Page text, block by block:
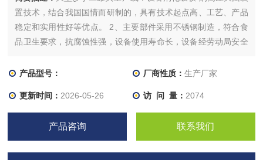
置技术，结合我国国情而研制的，具有技术起点高、工艺、产品
稳定和实用性好等优点。 2、主要部件采用不锈钢制造，符合食
品卫生要求，抗腐蚀性强，设备使用寿命长，设备经劳动局安全
产品型号：
厂商性质： 生产厂家
更新时间： 2026-05-26 访 问 量： 2074
产品咨询 联系我们